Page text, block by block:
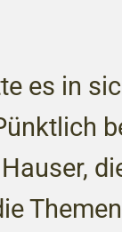
es in